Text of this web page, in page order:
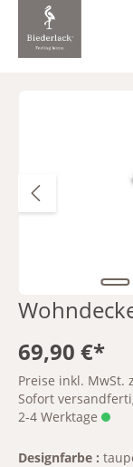
springen
69,90 €*
Preise inkl. MwSt.
Sofort
2-4 Werktage
Designfarbe :